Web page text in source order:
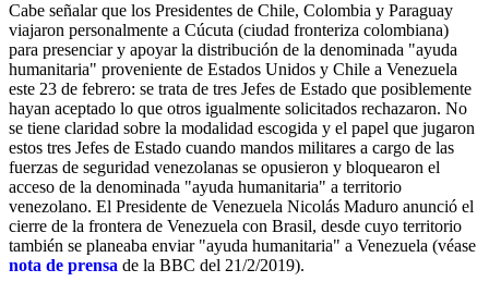
Cabe señalar que los Presidentes de Chile, Colombia y Paraguay
viajaron personalmente a Cúcuta (ciudad fronteriza colombiana)
para presenciar y apoyar la distribución de la denominada "ayuda
humanitaria" proveniente de Estados Unidos y Chile a Venezuela
este 23 de febrero: se trata de tres Jefes de Estado que posiblemente
hayan aceptado lo que otros igualmente solicitados rechazaron. No
se tiene claridad sobre la modalidad escogida y el papel que jugaron
estos tres Jefes de Estado cuando mandos militares a cargo de las
fuerzas de seguridad venezolanas se opusieron y bloquearon el
acceso de la denominada "ayuda humanitaria" a territorio
venezolano. El Presidente de Venezuela Nicolás Maduro anunció el
cierre de la frontera de Venezuela con Brasil, desde cuyo territorio
también se planeaba enviar "ayuda humanitaria" a Venezuela (véase
nota de prensa de la BBC del 21/2/2019).